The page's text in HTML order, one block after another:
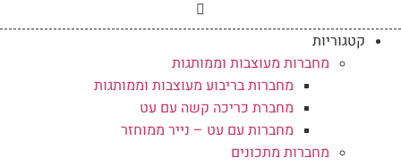
קטגוריות
מחברות מעוצבות וממותגות
מחברות בריבוע מעוצבות וממותגות
מחברת כריכה קשה עם עט
מחברות עם עט – נייר ממוחזר
מחברות מתכונים